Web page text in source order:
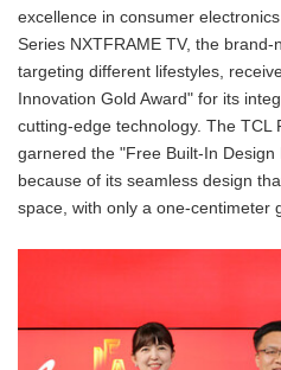
excellence in consumer
Series NXTFRAME TV, the
targeting different lifestyles,
Innovation Gold Award" for its
cutting-edge technology. The TCL
garnered the "Free Built-In Design
because of its seamless design
space, with only a one-centimeter